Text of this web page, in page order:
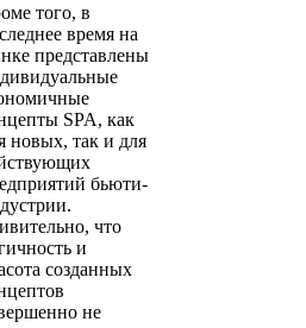
того, в
время на
представлены
SPA, как
новых, так и для
бьюти-
что
и
созданных
не